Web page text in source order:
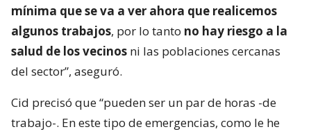
mínima que se va a ver ahora que realicemos
algunos trabajos, por lo tanto no hay riesgo a la
salud de los vecinos ni las poblaciones cercanas
del sector”, aseguró.
Cid precisó que “pueden ser un par de horas -de
trabajo-. En este tipo de emergencias, como le he